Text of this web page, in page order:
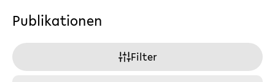
Publikationen
Filter